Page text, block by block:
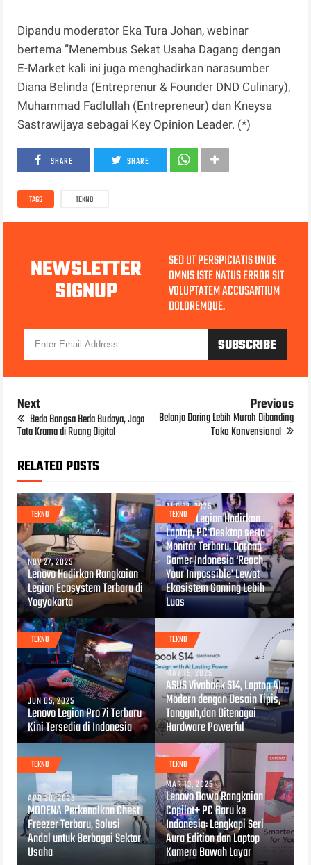
Dipandu moderator Eka Tura Johan, webinar
bertema ”Menembus Sekat Usaha Dagang dengan
E-Market kali ini juga menghadirkan narasumber
Diana Belinda (Entreprenur & Founder DND Culinary),
Muhammad Fadlullah (Entrepreneur) dan Kneysa
Sastrawijaya sebagai Key Opinion Leader. (*)
SHARE SHARE
TAGS TEKNO
NEWSLETTER
SIGNUP
SED UT PERSPICIATIS UNDE
OMNIS ISTE NATUS ERROR SIT
VOLUPTATEM ACCUSANTIUM
DOLOREMQUE.
Next
Beda Bangsa Beda Budaya, Jaga
Tata Krama di Ruang Digital
Previous
Belanja Daring Lebih Murah Dibanding
Toko Konvensional
RELATED POSTS
TEKNO
NOV 27, 2025
Lenovo Hadirkan Rangkaian
Legion Ecosystem Terbaru di
Yogyakarta
TEKNO
AUG 12, 2025
Lenovo Legion Hadirkan
Laptop, PC Desktop serta
Monitor Terbaru, Dorong
Gamer Indonesia ‘Reach
Your Impossible’ Lewat
Ekosistem Gaming Lebih
Luas
TEKNO
JUN 05, 2025
Lenovo Legion Pro 7i Terbaru
Kini Tersedia di Indonesia
TEKNO
MAY 15, 2025
ASUS Vivobook S14, Laptop AI
Modern dengan Desain Tipis,
Tangguh,dan Ditenagai
Hardware Powerful
TEKNO
APR 28, 2025
MODENA Perkenalkan Chest
Freezer Terbaru, Solusi
Andal untuk Berbagai Sektor
Usaha
TEKNO
MAR 13, 2025
Lenovo Bawa Rangkaian
Copilot+ PC Baru ke
Indonesia: Lengkapi Seri
Aura Edition dan Laptop
Kamera Bawah Layar